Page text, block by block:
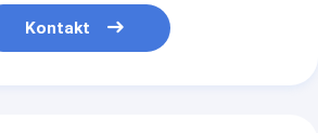
Kontakt